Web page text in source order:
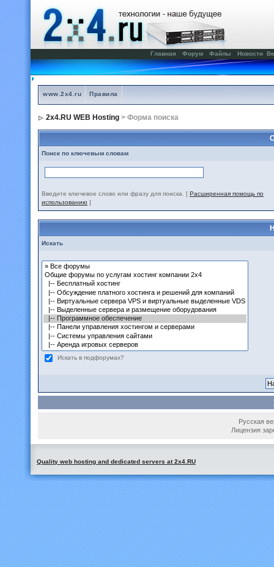
Главная Форум Файлы Новости
www.2x4.ru Правила
2x4.RU WEB Hosting > Форма поиска
Поиск по ключевым словам
Введите ключевое слово или фразу для поиска. [ Расширенная помощь по
использованию ]
Искать
Искать в подфорумах?
Русская
Лицензия
Quality web hosting and dedicated servers at 2x4.RU